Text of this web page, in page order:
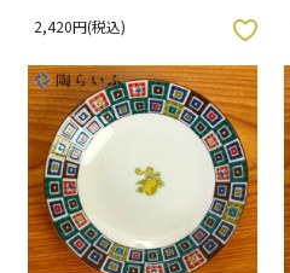
2,420円(税込) お気に入りボタン